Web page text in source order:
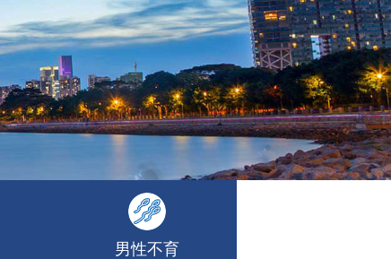
男性不育